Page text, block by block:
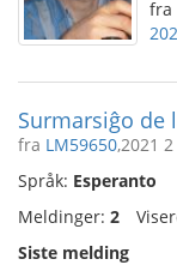
fra
Surmarsiĝo de
fra LM59650,2021
Språk: Esperanto
Meldinger: 2
Siste melding